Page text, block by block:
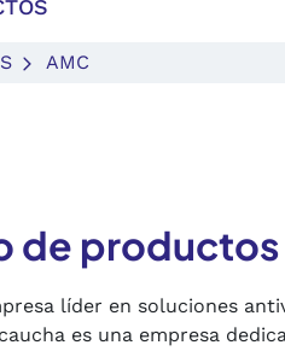
AMC
de
líder en soluciones
es una empresa